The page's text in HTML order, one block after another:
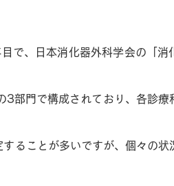
で、日本消化器外科学会の「消
部門で構成されており、各診療
ことが多いですが、個々の状